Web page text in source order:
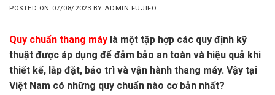
POSTED ON 07/08/2023 BY ADMIN FUJIFO
Quy chuẩn thang máy là một tập hợp các quy định kỹ
thuật được áp dụng để đảm bảo an toàn và hiệu quả khi
thiết kế, lắp đặt, bảo trì và vận hành thang máy. Vậy tại
Việt Nam có những quy chuẩn nào cơ bản nhất?